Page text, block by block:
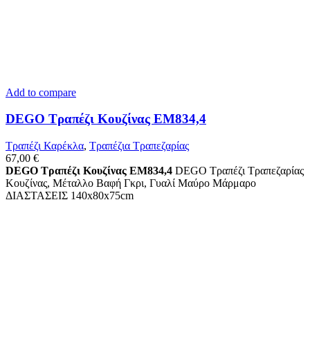
Add to compare
DEGO Τραπέζι Κουζίνας ΕΜ834,4
Τραπέζι Καρέκλα, Τραπέζια Τραπεζαρίας
67,00 €
DEGO Τραπέζι Κουζίνας ΕΜ834,4 DEGO Τραπέζι Τραπεζαρίας
Κουζίνας, Μέταλλο Βαφή Γκρι, Γυαλί Μαύρο Μάρμαρο
ΔΙΑΣΤΑΣΕΙΣ 140x80x75cm